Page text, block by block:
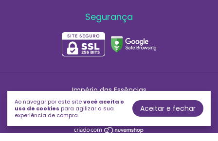
Ao navegar por este sitevocê aceita o
uso de cookies para agilizar a sua
experiência de compra.
Aceitar e fechar
Segurança
Império das Essências
©2026. Império das Essências - 03706592000230. Todos os direitos
reservados.